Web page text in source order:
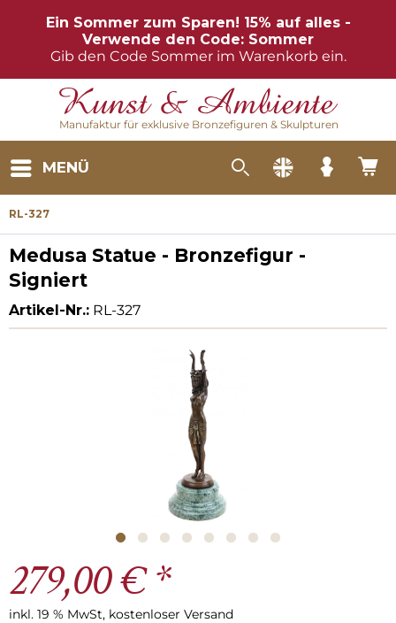
Ein Sommer zum Sparen! 15% auf alles -
Verwende den Code: Sommer
Gib den Code Sommer im Warenkorb ein.
Manufaktur für exklusive Bronzefiguren & Skulpturen
MENÜ
RL-327
Medusa Statue - Bronzefigur -
Signiert
Artikel-Nr.: RL-327
279,00 € *
inkl. 19 % MwSt, kostenloser Versand